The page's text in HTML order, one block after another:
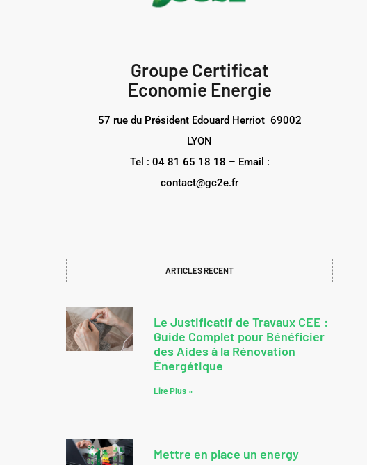
Groupe Certificat
Economie Energie
57 rue du Président Edouard Herriot 69002
LYON
Tel : 04 81 65 18 18 – Email :
contact@gc2e.fr
ARTICLES RECENT
Le Justificatif de Travaux CEE :
Guide Complet pour Bénéficier
des Aides à la Rénovation
Énergétique
Lire Plus »
Mettre en place un energy